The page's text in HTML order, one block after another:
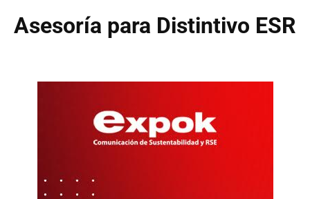
Asesoría para Distintivo ESR